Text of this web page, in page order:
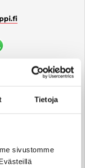
Tietoja
sivustomme